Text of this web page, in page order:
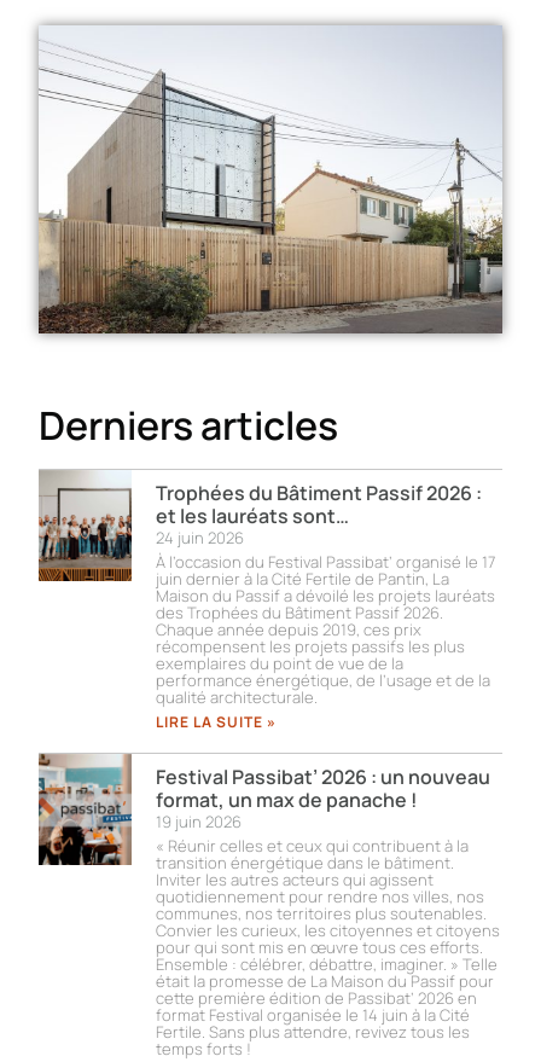
Derniers articles
Trophées du Bâtiment Passif 2026 :
et les lauréats sont…
24 juin 2026
À l’occasion du Festival Passibat’ organisé le 17
juin dernier à la Cité Fertile de Pantin, La
Maison du Passif a dévoilé les projets lauréats
des Trophées du Bâtiment Passif 2026.
Chaque année depuis 2019, ces prix
récompensent les projets passifs les plus
exemplaires du point de vue de la
performance énergétique, de l’usage et de la
qualité architecturale.
LIRE LA SUITE »
Festival Passibat’ 2026 : un nouveau
format, un max de panache !
19 juin 2026
« Réunir celles et ceux qui contribuent à la
transition énergétique dans le bâtiment.
Inviter les autres acteurs qui agissent
quotidiennement pour rendre nos villes, nos
communes, nos territoires plus soutenables.
Convier les curieux, les citoyennes et citoyens
pour qui sont mis en œuvre tous ces efforts.
Ensemble : célébrer, débattre, imaginer. » Telle
était la promesse de La Maison du Passif pour
cette première édition de Passibat’ 2026 en
format Festival organisée le 14 juin à la Cité
Fertile. Sans plus attendre, revivez tous les
temps forts !​